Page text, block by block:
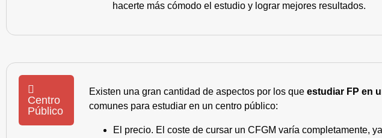
hacerte más cómodo el estudio y lograr mejores resultados.
Centro
Público
Existen una gran cantidad de aspectos por los queestudiar FP en
comunes para estudiar en un centro público:
El precio. El coste de cursar un CFGM varía completamente,